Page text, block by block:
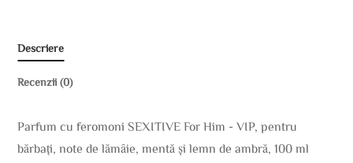
Descriere
Recenzii (0)
Parfum cu feromoni SEXITIVE For Him - VIP, pentru
bărbați, note de lămâie, mentă și lemn de ambră, 100 ml